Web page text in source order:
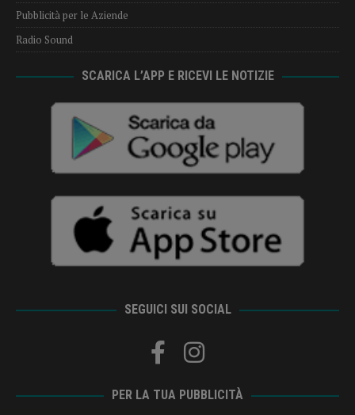
Pubblicità per le Aziende
Radio Sound
SCARICA L’APP E RICEVI LE NOTIZIE
SEGUICI SUI SOCIAL
PER LA TUA PUBBLICITÀ